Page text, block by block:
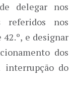
delegar nos
referidos nos
42.º, e designar
dos
interrupção do